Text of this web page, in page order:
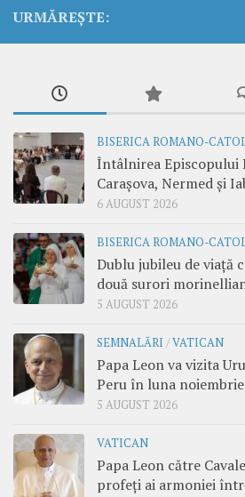
URMĂREȘTE:
BISERICA ROMANO-
Întâlnirea Episcopului
Carașova, Nermed și
6 AUGUST 2026
BISERICA ROMANO-
Dublu jubileu de viață
două surori
5 AUGUST 2026
SEMNALĂRI /VATICAN
Papa Leon va vizita
Peru în luna noiembrie
5 AUGUST 2026
VATICAN
Papa Leon către
profeți ai armoniei